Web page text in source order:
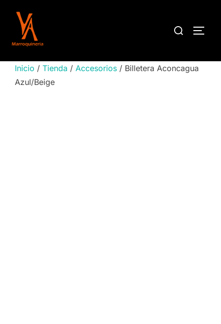
contenido
Buscar:
Inicio / Tienda / Accesorios / Billetera Aconcagua
Azul/Beige